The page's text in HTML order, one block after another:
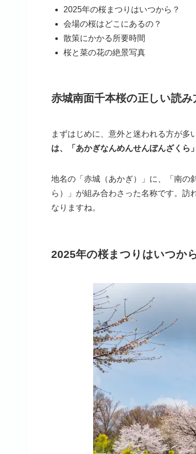
2025年の桜まつりはいつから？
会場の桜はどこにあるの？
散策にかかる所要時間
桜と菜の花の絶景写真
赤城南面千本桜の正しい読み
まずはじめに、意外と迷われる方が多
は、「あかぎなんめんせんぼんざくら」
地名の「赤城（あかぎ）」に、「南の
ら）」が組み合わさった名称です。訪
なりますね。
2025年の桜まつりはいつか